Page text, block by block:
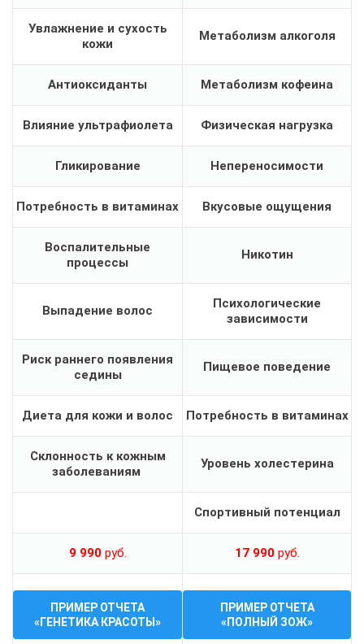
Увлажнение и сухость
кожи
Метаболизм алкоголя
Антиоксиданты Метаболизм кофеина
Влияние ультрафиолета Физическая нагрузка
Гликирование Непереносимости
Потребность в витаминах Вкусовые ощущения
Воспалительные
процессы
Никотин
Выпадение волос
Психологические
зависимости
Риск раннего появления
седины
Пищевое поведение
Диета для кожи и волос Потребность в витаминах
Склонность к кожным
заболеваниям
Уровень холестерина
Спортивный потенциал
9 990руб. 17 990руб.
ПРИМЕР ОТЧЕТА
«ГЕНЕТИКА КРАСОТЫ»
ПРИМЕР ОТЧЕТА
«ПОЛНЫЙ ЗОЖ»